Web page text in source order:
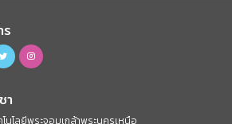
า
นโลยีพระจอมเกล้าพระนครเหนือ